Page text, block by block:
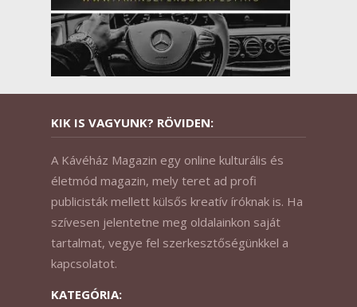
KIK IS VAGYUNK? RÖVIDEN:
A Kávéház Magazin egy online kulturális és
életmód magazin, mely teret ad profi
publicisták mellett külsős kreatív íróknak is. Ha
szívesen jelentetne meg oldalainkon saját
tartalmat, vegye fel szerkesztőségünkkel a
kapcsolatot.
KATEGÓRIA: